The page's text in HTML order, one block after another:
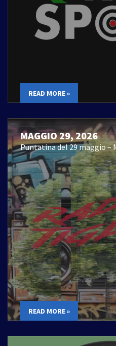
READ MORE »
MAGGIO 29, 2026
Puntatina del 29 maggio –
READ MORE »